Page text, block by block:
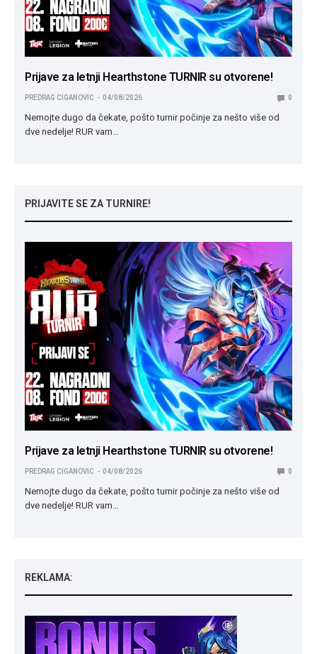
Prijave za letnji Hearthstone TURNIR su otvorene!
PREDRAG CIGANOVIC 04/08/2026 0
Nemojte dugo da čekate, pošto turnir počinje za nešto više od
dve nedelje! RUR vam…
PRIJAVITE SE ZA TURNIRE!
Prijave za letnji Hearthstone TURNIR su otvorene!
PREDRAG CIGANOVIC 04/08/2026 0
Nemojte dugo da čekate, pošto turnir počinje za nešto više od
dve nedelje! RUR vam…
REKLAMA: